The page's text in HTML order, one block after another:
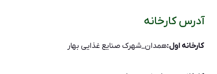
آدرس کارخانه
کارخانه اول:همدان_شهرک صنایع غذایی بهار